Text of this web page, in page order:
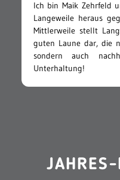
Ich bin Maik Zehrfeld
Langeweile heraus
Mittlerweile stellt
guten Laune dar, die
sondern auch
Unterhaltung!
JAHRES-